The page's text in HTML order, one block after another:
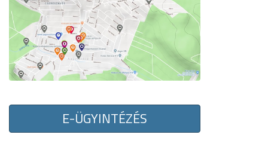
E-ÜGYINTÉZÉS